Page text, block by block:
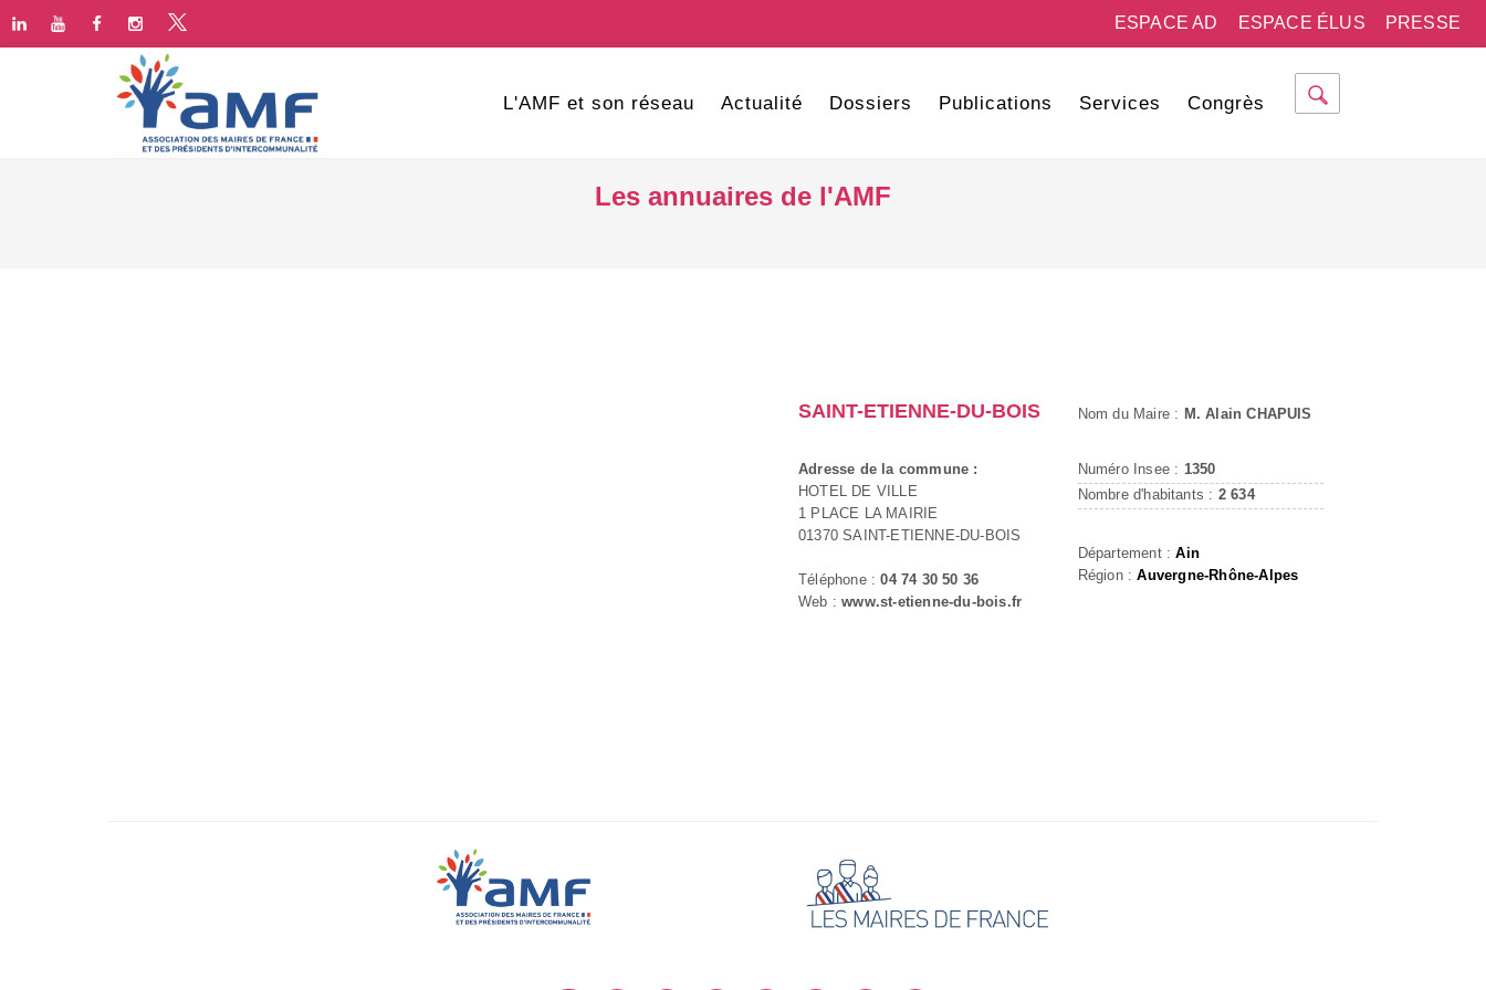
PRESSE
ESPACE ÉLUS
ESPACE AD
L'AMF et son réseau Actualité Dossiers Publications Services Congrès
Les annuaires de l'AMF
SAINT-ETIENNE-DU-BOIS
Adresse de la commune :
HOTEL DE VILLE
1 PLACE LA MAIRIE
01370 SAINT-ETIENNE-DU-BOIS
Téléphone :04 74 30 50 36
Web :www.st-etienne-du-bois.fr
Nom du Maire : M. Alain CHAPUIS
Numéro Insee : 1350
Nombre d'habitants : 2 634
Département :Ain
Région :Auvergne-Rhône-Alpes